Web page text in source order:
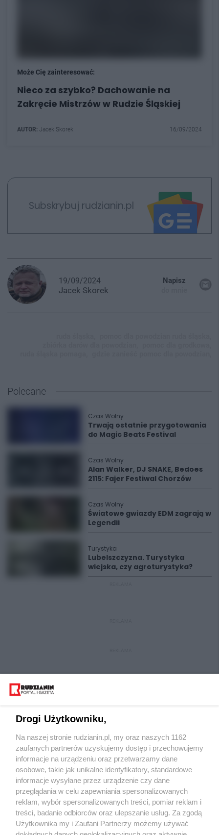
Może Cię zainteresować:
Nieco za szybko? Dachowanie na
Zakręcie Mistrzów w Rudzie Śląskiej
AUTOR: Jacek Skorek 16/09/2024
Subskrybuj rudzianin.pl
19/09/2024
Jacek Skorek
Napisz
Polecane
Czas Wolny
Trwają ostatnie przygotowania
do Magic Beats Festival
Czas Wolny
Alan Walker, DJ SNAKE, Bedoes
2115: Fajer Festiwal Chorzów
Czas Wolny
Światowe gwiazdy EDM zagrają w
Legendii
Turystyka
Lubelszczyzna. Turystyka
wiejska, czy agroturystyka?
Wydawca mediów lokalnych
Nie zapomnij
zapoznać się z:
polityką prywatności regulamin korzystania z portali
Twojemiasto Skontakuj sięz nami
Drogi Użytkowniku,
Na naszej stronie rudzianin.pl, my oraz naszych 1162
zaufanych partnerów uzyskujemy dostęp i przechowujemy
informacje na urządzeniu oraz przetwarzamy dane
osobowe, takie jak unikalne identyfikatory, standardowe
informacje wysyłane przez urządzenie czy dane
przeglądania w celu zapewniania spersonalizowanych
reklam, wybór spersonalizowanych treści, pomiar reklam i
treści, badanie odbiorców oraz ulepszanie usług. Za zgodą
Użytkownika my i Zaufani Partnerzy możemy używać